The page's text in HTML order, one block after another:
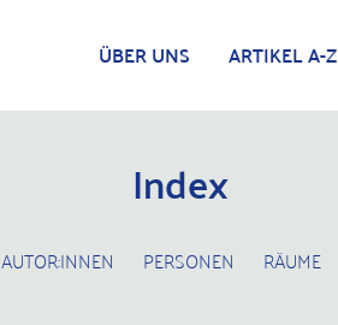
ÜBER UNS ARTIKEL A-Z
Index
AUTOR:INNEN PERSONEN RÄUME